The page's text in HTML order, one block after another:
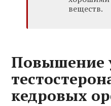
веществ.
Повышение
кедровых